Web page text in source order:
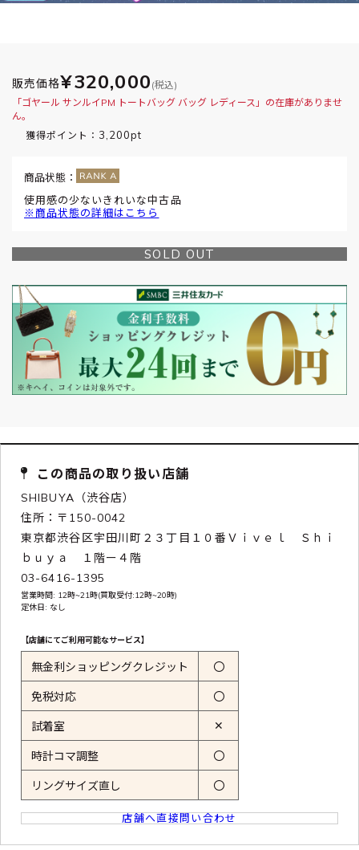
販売価格¥320,000 (税込)
「ゴヤール サンルイPM トートバッグ バッグ レディース」の在庫がありませ
ん。
獲得ポイント： 3,200pt
商品状態：
使用感の少ないきれいな中古品
※商品状態の詳細はこちら
SOLD OUT
この商品の取り扱い店舗
SHIBUYA（渋谷店）
住所：〒150-0042
東京都渋谷区宇田川町２３丁目１０番Ｖｉｖｅｌ Ｓｈｉ
ｂｕｙａ １階ー４階
03-6416-1395
営業時間: 12時~21時(買取受付:12時~20時)
定休日: なし
【店舗にてご利用可能なサービス】
無金利ショッピングクレジット 〇
免税対応 〇
試着室 ✕
時計コマ調整 〇
リングサイズ直し 〇
店舗へ直接問い合わせ